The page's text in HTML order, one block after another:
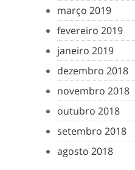
março 2019
fevereiro 2019
janeiro 2019
dezembro 2018
novembro 2018
outubro 2018
setembro 2018
agosto 2018